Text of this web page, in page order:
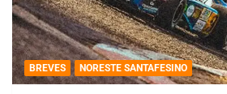
BREVES NORESTE SANTAFESINO